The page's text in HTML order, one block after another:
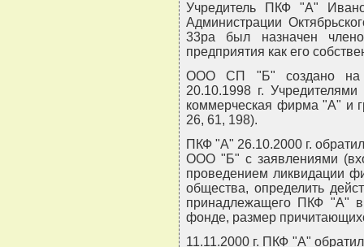
Учредитель ПКФ "А"
Администрации
33ра был назначен
предприятия как его
ООО СП "Б" создано на
20.10.1998 г.
коммерческая фирма "А" и
26, 61, 198).
ПКФ "А" 26.10.2000 г.
ООО "Б" с заявлениями
проведением ликвидации
общества, определить
принадлежащего ПКФ "А" в
фонде, размер
11.11.2000 г. ПКФ "А"